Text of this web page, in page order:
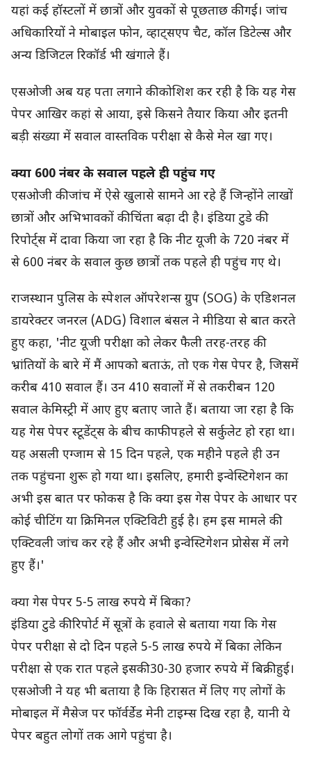
यहां कई हॉस्टलों में छात्रों और युवकों से पूछताछ की गई। जांच
अधिकारियों ने मोबाइल फोन, व्हाट्सएप चैट, कॉल डिटेल्स और
अन्य डिजिटल रिकॉर्ड भी खंगाले हैं।
एसओजी अब यह पता लगाने की कोशिश कर रही है कि यह गेस
पेपर आखिर कहां से आया, इसे किसने तैयार किया और इतनी
बड़ी संख्या में सवाल वास्तविक परीक्षा से कैसे मेल खा गए।
क्या 600 नंबर के सवाल पहले ही पहुंच गए
एसओजी की जांच में ऐसे खुलासे सामने आ रहे हैं जिन्होंने लाखों
छात्रों और अभिभावकों की चिंता बढ़ा दी है। इंडिया टुडे की
रिपोर्ट्स में दावा किया जा रहा है कि नीट यूजी के 720 नंबर में
से 600 नंबर के सवाल कुछ छात्रों तक पहले ही पहुंच गए थे।
राजस्थान पुलिस के स्पेशल ऑपरेशन्स ग्रुप (SOG) के एडिशनल
डायरेक्टर जनरल (ADG) विशाल बंसल ने मीडिया से बात करते
हुए कहा, 'नीट यूजी परीक्षा को लेकर फैली तरह-तरह की
भ्रांतियों के बारे में मैं आपको बताऊं, तो एक गेस पेपर है, जिसमें
करीब 410 सवाल हैं। उन 410 सवालों में से तकरीबन 120
सवाल केमिस्ट्री में आए हुए बताए जाते हैं। बताया जा रहा है कि
यह गेस पेपर स्टूडेंट्स के बीच काफी पहले से सर्कुलेट हो रहा था।
यह असली एग्जाम से 15 दिन पहले, एक महीने पहले ही उन
तक पहुंचना शुरू हो गया था। इसलिए, हमारी इन्वेस्टिगेशन का
अभी इस बात पर फोकस है कि क्या इस गेस पेपर के आधार पर
कोई चीटिंग या क्रिमिनल एक्टिविटी हुई है। हम इस मामले की
एक्टिवली जांच कर रहे हैं और अभी इन्वेस्टिगेशन प्रोसेस में लगे
हुए हैं।'
क्या गेस पेपर 5-5 लाख रुपये में बिका?
इंडिया टुडे की रिपोर्ट में सूत्रों के हवाले से बताया गया कि गेस
पेपर परीक्षा से दो दिन पहले 5-5 लाख रुपये में बिका लेकिन
परीक्षा से एक रात पहले इसकी 30-30 हजार रुपये में बिक्री हुई।
एसओजी ने यह भी बताया है कि हिरासत में लिए गए लोगों के
मोबाइल में मैसेज पर फॉर्वर्डेड मेनी टाइम्स दिख रहा है, यानी ये
पेपर बहुत लोगों तक आगे पहुंचा है।